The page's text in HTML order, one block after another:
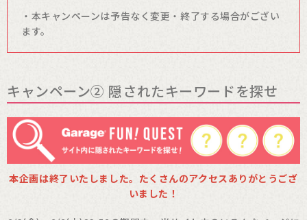
・本キャンペーンは予告なく変更・終了する場合がござい
ます。
キャンペーン② 隠されたキーワードを探せ
本企画は終了いたしました。たくさんのアクセスありがとうござ
いました！